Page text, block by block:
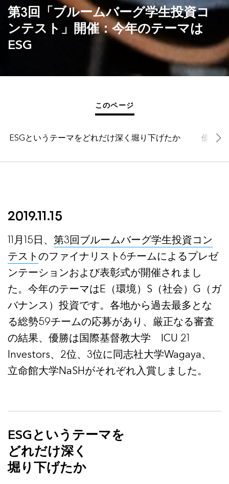
第3回「ブルームバーグ学生投資コ
ンテスト」開催：今年のテーマは
ESG
このページ
ESGというテーマをどれだけ深く堀り下げたか 優勝
2019.11.15
11月15日、 第3回ブルームバーグ学生投資コン
テストのファイナリスト6チームによるプレゼ
ンテーションおよび表彰式が開催されまし
た。今年のテーマはE（環境）S（社会）G（ガ
バナンス）投資です。各地から過去最多とな
る総勢59チームの応募があり、厳正なる審査
の結果、優勝は国際基督教大学 ICU 21
Investors、2位、3位に同志社大学Wagaya、
立命館大学NaSHがそれぞれ入賞しました。
ESGというテーマを
どれだけ深く
堀り下げたか